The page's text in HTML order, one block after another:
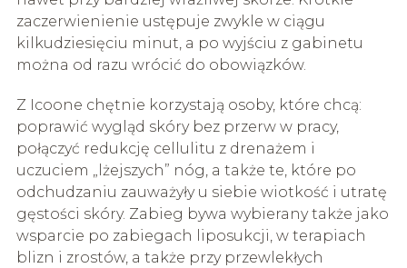
zaczerwienienie ustępuje zwykle w ciągu
kilkudziesięciu minut, a po wyjściu z gabinetu
można od razu wrócić do obowiązków.
Z Icoone chętnie korzystają osoby, które chcą:
poprawić wygląd skóry bez przerw w pracy,
połączyć redukcję cellulitu z drenażem i
uczuciem „lżejszych” nóg, a także te, które po
odchudzaniu zauważyły u siebie wiotkość i utratę
gęstości skóry. Zabieg bywa wybierany także jako
wsparcie po zabiegach liposukcji, w terapiach
blizn i zrostów, a także przy przewlekłych